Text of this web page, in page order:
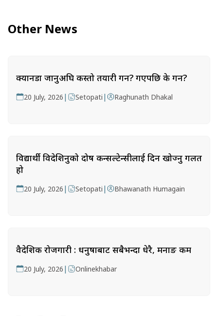
Other News
क्यानडा जानुअघि कस्तो तयारी गर्ने? गएपछि के गर्ने?
20 July, 2026 | Setopati | Raghunath Dhakal
विद्यार्थी विदेशिनुको दोष कन्सल्टेन्सीलाई दिन खोज्नु गलत
हो
20 July, 2026 | Setopati | Bhawanath Humagain
वैदेशिक रोजगारी : धनुषाबाट सबैभन्दा धेरै, मनाङ कम
20 July, 2026 | Onlinekhabar